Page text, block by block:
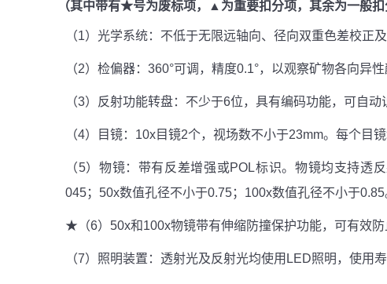
（其中带有★号为废标项，▲为重要扣分项，其余为一般扣
（1）光学系统：不低于无限远轴向、径向双重色差校正
（2）检偏器：360°可调，精度0.1°，以观察矿物各向异
（3）反射功能转盘：不少于6位，具有编码功能，可自动
（4）目镜：10x目镜2个，视场数不小于23mm。每个目
（5）物镜：带有反差增强或POL标识。物镜均支持透
045；50x数值孔径不小于0.75；100x数值孔径不小于0.85
★（6）50x和100x物镜带有伸缩防撞保护功能，可有效防
（7）照明装置：透射光及反射光均使用LED照明，使用